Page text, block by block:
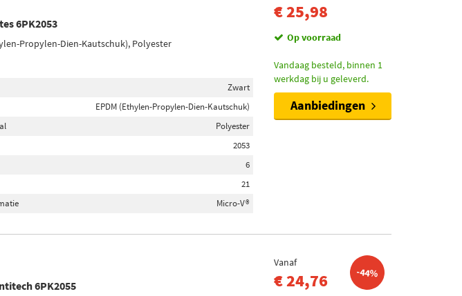
6PK2053
Propylen-Dien-Kautschuk), Polyester
Zwart
EPDM (Ethylen-Propylen-Dien-Kautschuk)
Polyester
2053
6
21
Micro-V®
€ 25,98
Op voorraad
Vandaag besteld, binnen 1
werkdag bij u geleverd.
Aanbiedingen
6PK2055
Vanaf
€ 24,76 -44%